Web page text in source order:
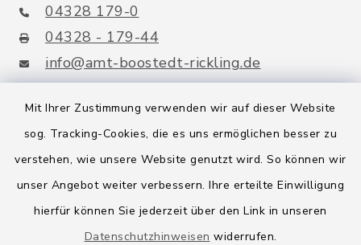
Mit Ihrer Zustimmung verwenden wir auf dieser Website
sog. Tracking-Cookies, die es uns ermöglichen besser zu
verstehen, wie unsere Website genutzt wird. So können wir
unser Angebot weiter verbessern. Ihre erteilte Einwilligung
hierfür können Sie jederzeit über den Link in unseren
Datenschutzhinweisen widerrufen.
04328 179-0
04328 - 179-44
info@amt-boostedt-rickling.de
Quicklinks
Amt Boostedt-Rickling
Amtsbroschüre